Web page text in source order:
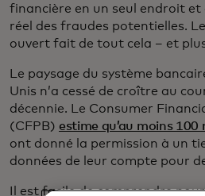
financière en un seul endroit
réel des fraudes potentielles.
ouvert fait de tout cela – et
Le paysage du système
Unis n’a cessé de croître au
décennie. Le Consumer
(CFPB) estime qu’au moins 100
ont donné la permission à un
données de leur compte pour
Il est facile de comprendre